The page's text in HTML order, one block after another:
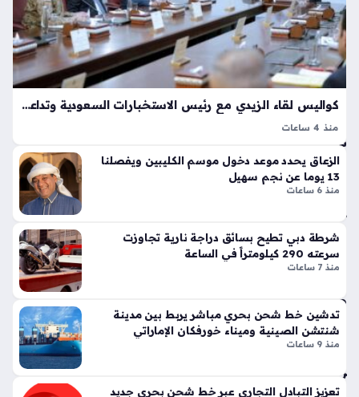
لي
كون
تين
نتا
ل
ج
تي
س
وبر
سب
س
تك
سر
عد
الت
ص
مي
م
الت
منذ
سا
عة
واح
دة
مج
س
ال
شا
رق
ة
الر
ض
ي
يد
ش
ن
من
كواليس لقاء الزيدي مع رئيس الاستخبارات السعودية وتداعيات تأجيل رد الفصائل المسلحة
منذ 4 ساعات
توترات أمنية متصاعدة؛ حيث يسعى الطرفان إلى احتواء التهديدات
المتبادلة وضمان استقرار الحدود. تشكل زيارة الحميدان واللقاء مع
الزعاق يحدد موعد دخول موسم الكليبين ويفصلنا
13 يوما عن نجم سهيل
منذ 6 ساعات
شرطة دبي تطيح بسائق دراجة نارية تجاوزت
سرعته 290 كيلومتراً في الساعة
منذ 7 ساعات
تدشين خط شحن بحري مباشر يربط بين مدينة
شنتشن الصينية وميناء خورفكان الإماراتي
منذ 9 ساعات
تعزيز التبادل التجاري عبر خط شحن بحري جديد